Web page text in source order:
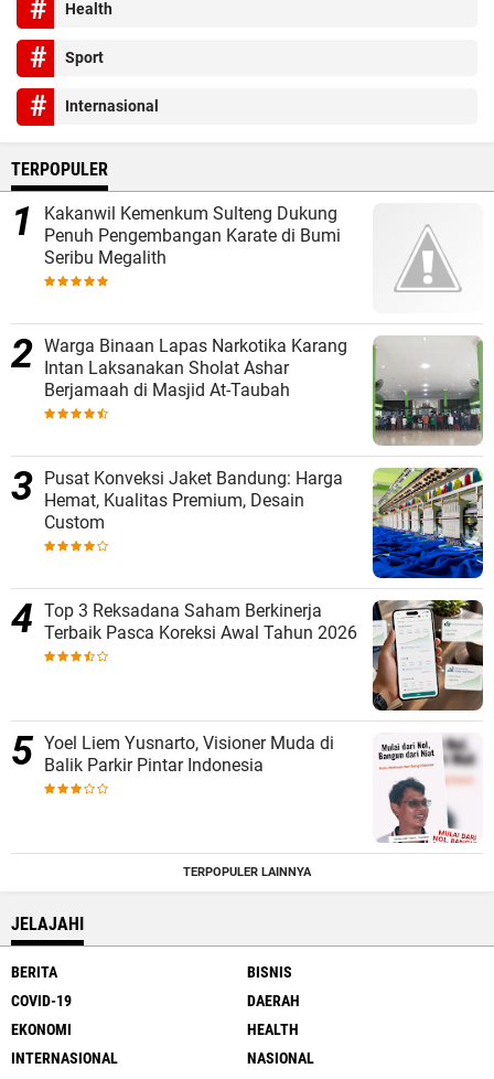
Health
Sport
Internasional
TERPOPULER
Kakanwil Kemenkum Sulteng Dukung
Penuh Pengembangan Karate di Bumi
Seribu Megalith
Warga Binaan Lapas Narkotika Karang
Intan Laksanakan Sholat Ashar
Berjamaah di Masjid At-Taubah
Pusat Konveksi Jaket Bandung: Harga
Hemat, Kualitas Premium, Desain
Custom
Top 3 Reksadana Saham Berkinerja
Terbaik Pasca Koreksi Awal Tahun 2026
Yoel Liem Yusnarto, Visioner Muda di
Balik Parkir Pintar Indonesia
TERPOPULER LAINNYA
JELAJAHI
BERITA
BISNIS
COVID-19
DAERAH
EKONOMI
HEALTH
INTERNASIONAL
NASIONAL